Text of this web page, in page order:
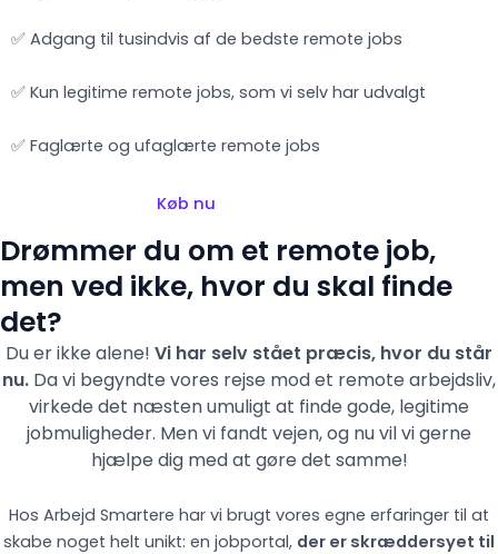
✅ Adgang til tusindvis af de bedste remote jobs
✅ Kun legitime remote jobs, som vi selv har udvalgt
✅ Faglærte og ufaglærte remote jobs
Køb nu
Drømmer du om et remote job,
men ved ikke, hvor du skal finde
det?
Du er ikke alene! Vi har selv stået præcis, hvor du står
nu. Da vi begyndte vores rejse mod et remote arbejdsliv,
virkede det næsten umuligt at finde gode, legitime
jobmuligheder. Men vi fandt vejen,og nu vil vi gerne
hjælpe dig med at gøre det samme!
Hos Arbejd Smartere har vi brugt vores egne erfaringer til at
skabe noget helt unikt: en jobportal, der er skræddersyet til